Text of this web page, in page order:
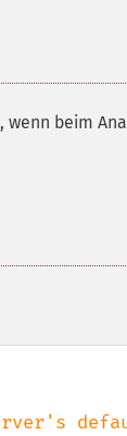
, wenn beim